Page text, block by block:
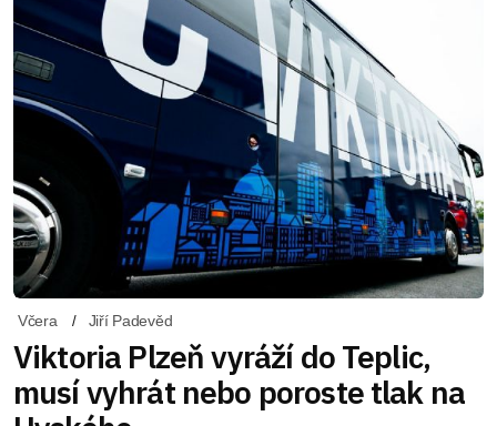
Včera Jiří Padevěd
Viktoria Plzeň vyráží do Teplic,
musí vyhrát nebo poroste tlak na